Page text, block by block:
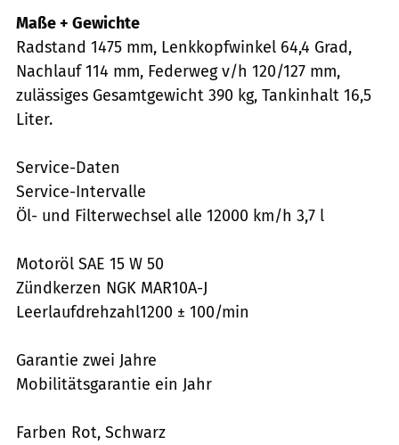
Maße + Gewichte
Radstand 1475 mm, Lenkkopfwinkel 64,4 Grad,
Nachlauf 114 mm, Federweg v/h 120/127 mm,
zulässiges Gesamtgewicht 390 kg, Tankinhalt 16,5
Liter.
Service-Daten
Service-Intervalle
Öl- und Filterwechsel alle 12000 km/h 3,7 l
Motoröl SAE 15 W 50
Zündkerzen NGK MAR10A-J
Leerlaufdrehzahl1200 ± 100/min
Garantie zwei Jahre
Mobilitätsgarantie ein Jahr
Farben Rot, Schwarz